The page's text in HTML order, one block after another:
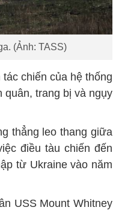
(Ảnh: TASS)
chiến của hệ thống
quân, trang bị và ngụy
thẳng leo thang giữa
điều tàu chiến đến
từ Ukraine vào năm
USS Mount Whitney